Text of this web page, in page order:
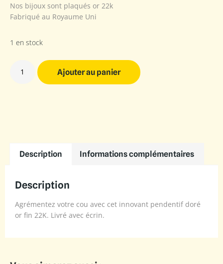
Nos bijoux sont plaqués or 22k
Fabriqué au Royaume Uni
1 en stock
Ajouter au panier
Description Informations complémentaires
Description
Agrémentez votre cou avec cet innovant pendentif doré
or fin 22K. Livré avec écrin.